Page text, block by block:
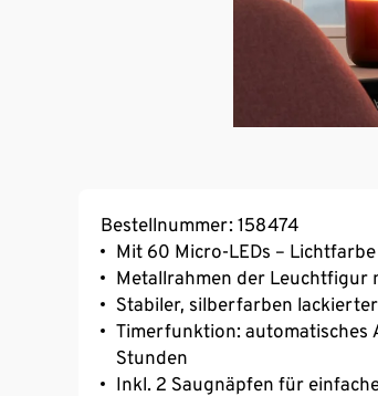
Bestellnummer: 158474
Mit 60 Micro-LEDs –
Metallrahmen der Leuchtfigur
Stabiler, silberfarben
Timerfunktion: automatisches
Stunden
Inkl. 2 Saugnäpfen für